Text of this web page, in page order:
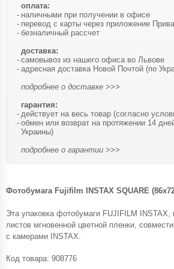
оплата:
наличными при получении в офисе
перевод с карты через приложение
безналичный рассчет
доставка:
самовывоз из нашего офиса во Львове
адресная доставка Новой Почтой (по
подробнее о доставке >>>
гарантия:
действует на весь товар (согласно
обмен или возврат на протяжении 14
Украины)
подробнее о гарантии >>>
Фотобумага Fujifilm INSTAX SQUARE
Эта упаковка фотобумаги FUJIFILM INSTAX,
листов мгновенной цветной пленки,
с камерами INSTAX.
Код товара: 908776